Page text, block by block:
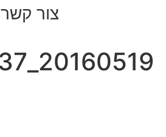
צור קשר
20160519_104237